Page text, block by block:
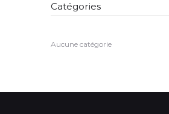
Catégories
Aucune catégorie